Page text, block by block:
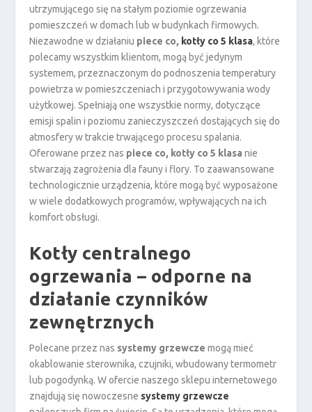
utrzymującego się na stałym poziomie ogrzewania
pomieszczeń w domach lub w budynkach firmowych.
Niezawodne w działaniu piece co, kotły co 5 klasa, które
polecamy wszystkim klientom, mogą być jedynym
systemem, przeznaczonym do podnoszenia temperatury
powietrza w pomieszczeniach i przygotowywania wody
użytkowej. Spełniają one wszystkie normy, dotyczące
emisji spalin i poziomu zanieczyszczeń dostających się do
atmosfery w trakcie trwającego procesu spalania.
Oferowane przez nas piece co, kotły co 5 klasanie
stwarzają zagrożenia dla fauny i flory. To zaawansowane
technologicznie urządzenia, które mogą być wyposażone
w wiele dodatkowych programów, wpływających na ich
komfort obsługi.
Kotły centralnego
ogrzewania – odporne na
działanie czynników
zewnętrznych
Polecane przez nas systemy grzewcze mogą mieć
okablowanie sterownika, czujniki, wbudowany termometr
lub pogodynką. W ofercie naszego sklepu internetowego
znajdują się nowoczesne systemy grzewcze